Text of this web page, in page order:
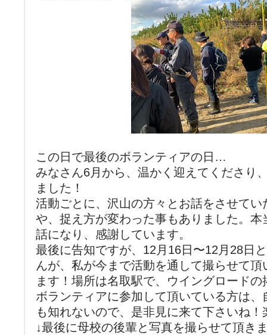
この日で最後のボランティアの日…
みなさん6月から、温かく迎えてくださり
ました！
活動ごとに、沢山の方々とお話をさせて
や、捉え方が変わった事もありました。
話になり、感謝しています。
最後に告知ですが、12月16日〜12月28日
んが、私が今まで活動を通して撮らせて
ます！場所は名取駅で、ウイングロード
ボランティアに参加して頂いている方は
も知れないので、是非見に来て下さいね
↓最後に母校の後輩と写真を撮らせて頂き